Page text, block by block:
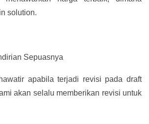
solution.
Sepuasnya
apabila terjadi revisi pada draft
akan selalu memberikan revisi untuk